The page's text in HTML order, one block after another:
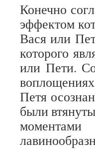
Конечно
эффектом
Вася или
которого
или Пети.
Петя
были